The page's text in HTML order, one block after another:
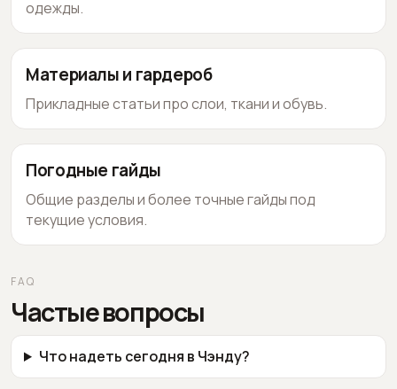
одежды.
Материалы и гардероб
Прикладные статьи про слои, ткани и обувь.
Погодные гайды
Общие разделы и более точные гайды под
текущие условия.
FAQ
Частые вопросы
Что надеть сегодня в Чэнду?